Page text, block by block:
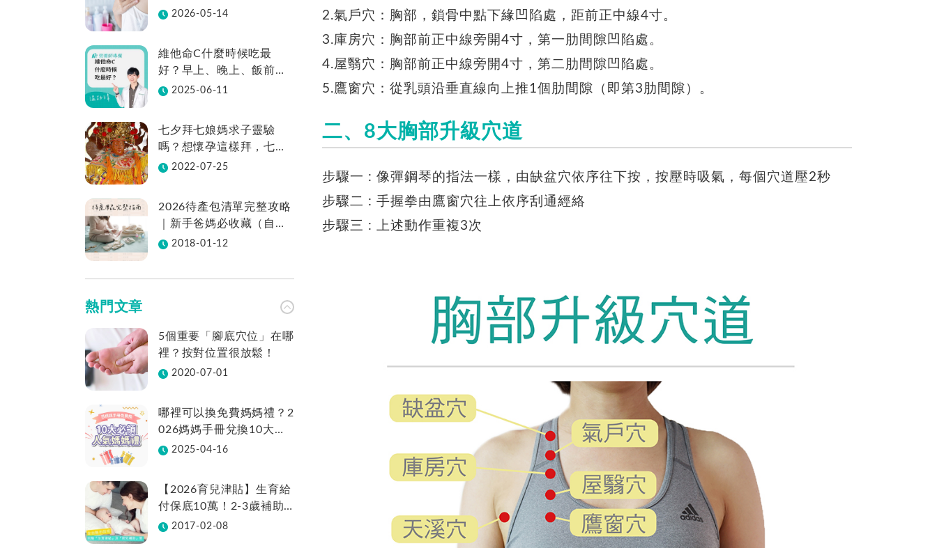
2.氣戶穴：胸部，鎖骨中點下緣凹陷處，距前正中線4寸。
3.庫房穴：胸部前正中線旁開4寸，第一肋間隙凹陷處。
4.屋翳穴：胸部前正中線旁開4寸，第二肋間隙凹陷處。
5.鷹窗穴：從乳頭沿垂直線向上推1個肋間隙（即第3肋間隙）。
二、8大胸部升級穴道
步驟一 : 像彈鋼琴的指法一樣，由缺盆穴依序往下按，按壓時吸氣，每個穴道壓2秒
步驟二 : 手握拳由鷹窗穴往上依序刮通經絡
步驟三 : 上述動作重複3次
疼痛2026-05-14
維他命C什麼時候吃最
好？早上、晚上、飯前、
飯後差在哪？
2025-06-11
七夕拜七娘媽求子靈驗
嗎？想懷孕這樣拜，七娘
媽拜法、供品、地點一次
2022-07-25
2026待產包清單完整攻略
｜新手爸媽必收藏（自然
產／剖腹產適用／表格免
2018-01-12
熱門文章
5個重要「腳底穴位」在哪
裡？按對位置很放鬆！
2020-07-01
哪裡可以換免費媽媽禮？2
026媽媽手冊兌換10大品
牌懶人包一次看！
2025-04-16
【2026育兒津貼】生育給
付保底10萬！2-3歲補助
不中斷、全台22縣市補助
2017-02-08